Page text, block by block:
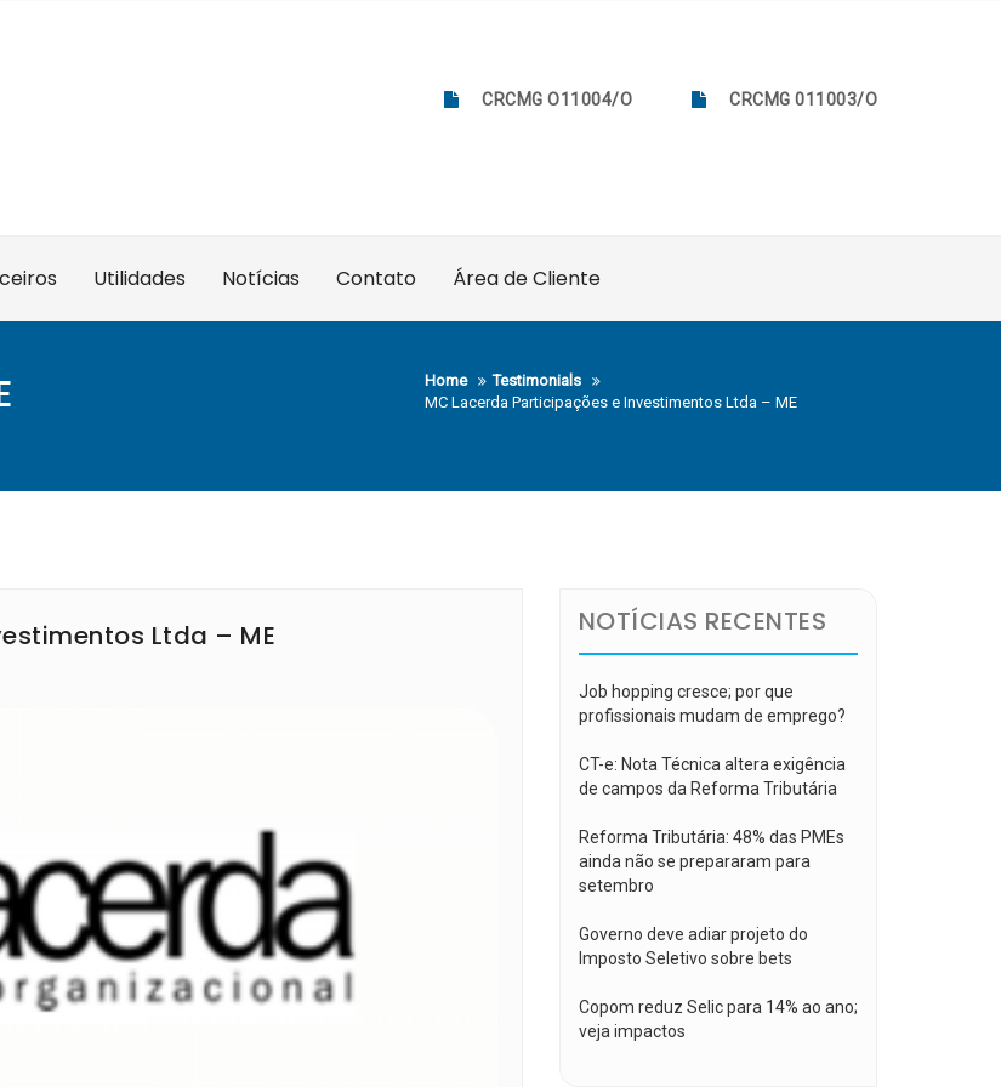
CRCMG O11004/O CRCMG 011003/O
Utilidades Notícias Contato Área de Cliente
Home
Testimonials
MC Lacerda Participações e Investimentos Ltda – ME
Ltda – ME NOTÍCIAS RECENTES
Job hopping cresce; por que
profissionais mudam de emprego?
CT-e: Nota Técnica altera exigência
de campos da Reforma Tributária
Reforma Tributária: 48% das PMEs
ainda não se prepararam para
setembro
Governo deve adiar projeto do
Imposto Seletivo sobre bets
Copom reduz Selic para 14% ao ano;
veja impactos